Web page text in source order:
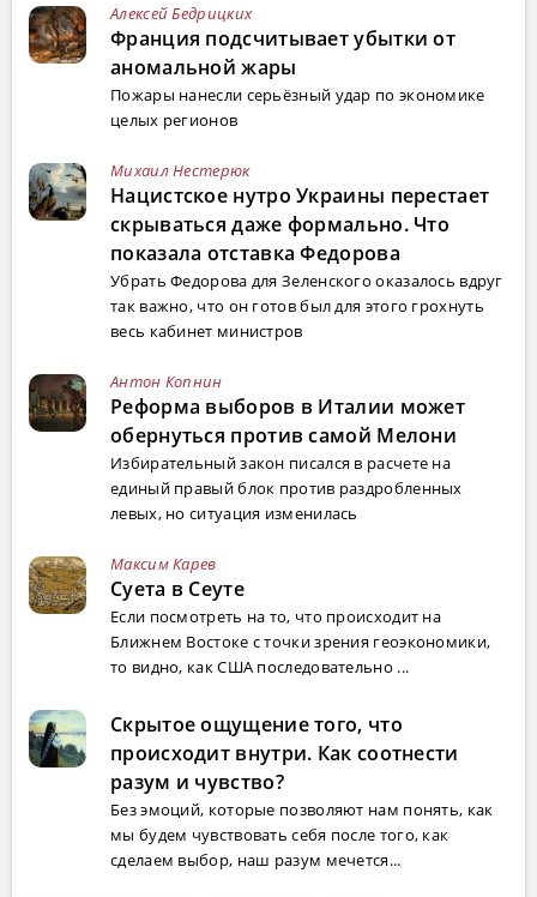
Алексей Бедрицких
Франция подсчитывает убытки от
аномальной жары
Пожары нанесли серьёзный удар по экономике
целых регионов
Михаил Нестерюк
Нацистское нутро Украины перестает
скрываться даже формально. Что
показала отставка Федорова
Убрать Федорова для Зеленского оказалось вдруг
так важно, что он готов был для этого грохнуть
весь кабинет министров
Антон Копнин
Реформа выборов в Италии может
обернуться против самой Мелони
Избирательный закон писался в расчете на
единый правый блок против раздробленных
левых, но ситуация изменилась
Максим Карев
Суета в Сеуте
Если посмотреть на то, что происходит на
Ближнем Востоке с точки зрения геоэкономики,
то видно, как США последовательно ...
Скрытое ощущение того, что
происходит внутри. Как соотнести
разум и чувство?
Без эмоций, которые позволяют нам понять, как
мы будем чувствовать себя после того, как
сделаем выбор, наш разум мечется...